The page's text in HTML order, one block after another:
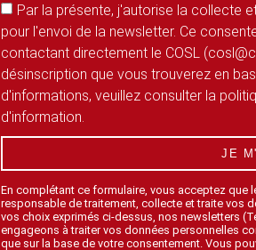
Par la présente, j'autorise la collecte
pour l'envoi de la newsletter. Ce
contactant directement le COSL
désinscription que vous trouverez en
d'informations, veuillez consulter la
d'information.
JE
En complétant ce formulaire, vous acceptez que
responsable de traitement, collecte et traite vos
vos choix exprimés ci-dessus, nos newsletters
engageons à traiter vos données personnelles
que sur la base de votre consentement. Vous